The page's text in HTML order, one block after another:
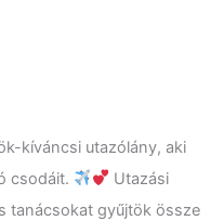
kíváncsi utazólány, aki
csodáit.
Utazási
tanácsokat gyűjtök össze